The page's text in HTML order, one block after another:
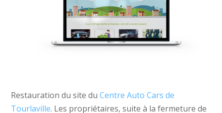
Restauration du site duCentre Auto Cars de
Tourlaville. Les propriétaires, suite à la fermeture de